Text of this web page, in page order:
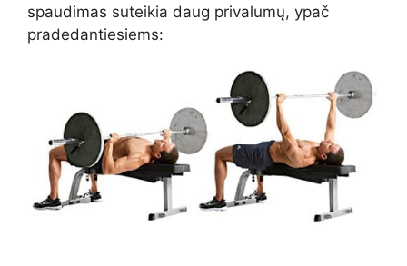
spaudimas suteikia daug privalumų, ypač
pradedantiesiems: